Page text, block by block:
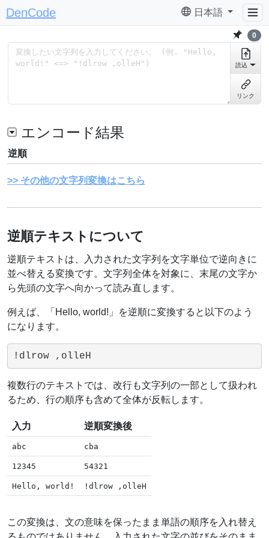
DenCode 日本語
0
読込
リンク
エンコード結果
逆順
その他の文字列変換はこちら
逆順テキストについて
逆順テキストは、入力された文字列を文字単位で逆向きに
並べ替える変換です。文字列全体を対象に、末尾の文字か
ら先頭の文字へ向かって読み直します。
例えば、「Hello, world!」を逆順に変換すると以下のよう
になります。
!dlrow ,olleH
複数行のテキストでは、改行も文字列の一部として扱われ
るため、行の順序も含めて全体が反転します。
入力 逆順変換後
abc cba
12345 54321
Hello, world! !dlrow ,olleH
この変換は、文の意味を保ったまま単語の順序を入れ替え